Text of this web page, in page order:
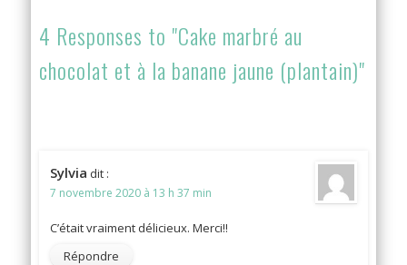
4 Responses to "Cake marbré au
chocolat et à la banane jaune (plantain)"
Sylvia dit :
7 novembre 2020 à 13 h 37 min
C’était vraiment délicieux. Merci!!
Répondre